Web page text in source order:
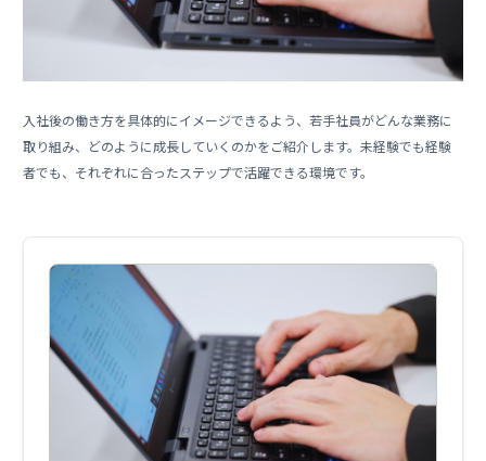
入社後の働き方を具体的にイメージできるよう、若手社員がどんな業務に
取り組み、どのように成長していくのかをご紹介します。未経験でも経験
者でも、それぞれに合ったステップで活躍できる環境です。